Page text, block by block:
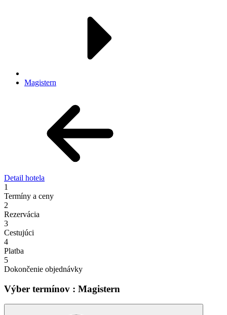
Magistern
Detail hotela
1
Termíny a ceny
2
Rezervácia
3
Cestujúci
4
Platba
5
Dokončenie objednávky
Výber termínov : Magistern